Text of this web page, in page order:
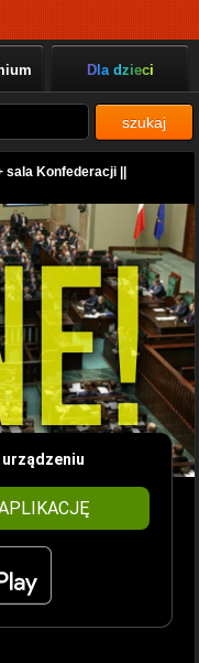
Dla dzieci
szukaj
Konfederacji ||